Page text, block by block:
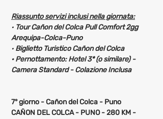
Riassunto servizi inclusi nella giornata:
· Tour Cañon del Colca Pull Comfort 2gg
Arequipa-Colca-Puno
· Biglietto Turistico Cañon del Colca
· Pernottamento: Hotel 3* (o similare) -
Camera Standard - Colazione Inclusa
7° giorno - Cañon del Colca - Puno
CAÑON DEL COLCA - PUNO - 280 KM -